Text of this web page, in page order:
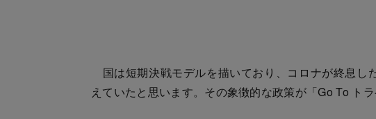
国は短期決戦モデルを描いており、コロナが終息し
えていたと思います。その象徴的な政策が「Go To ト